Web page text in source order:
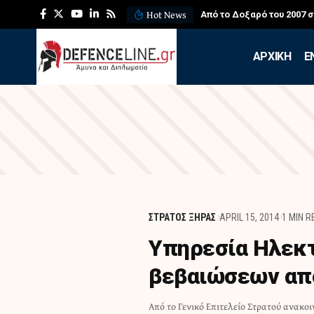
Hot News Από το Δοξαρό του 2007
APXIKH
ΣΤΡΑΤΟΣ ΞΗΡΑΣ APRIL 15, 2014 1 MIN
Υπηρεσία
βεβαιώσεων
Από το Γενικό Επιτελείο Στρατού
προσωπικό του Γενικού Επιτελείου